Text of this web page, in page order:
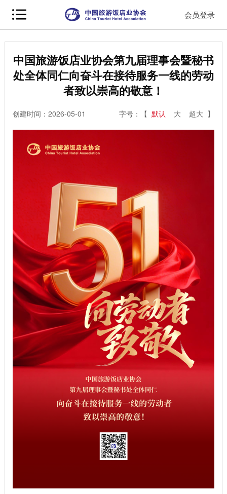
会员登录
中国旅游饭店业协会第九届理事会暨秘书
处全体同仁向奋斗在接待服务一线的劳动
者致以崇高的敬意！
创建时间：2026-05-01 字号：【 默认 大 超大 】